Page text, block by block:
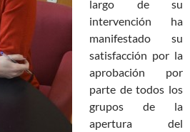
largo de su
intervención ha
manifestado su
satisfacción por la
aprobación por
parte de todos los
grupos de la
apertura del